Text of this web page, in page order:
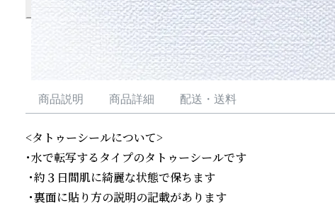
商品説明 商品詳細 配送・送料
<タトゥーシールについて>
・水で転写するタイプのタトゥーシールです
・約３日間肌に綺麗な状態で保ちます
・裏面に貼り方の説明の記載があります